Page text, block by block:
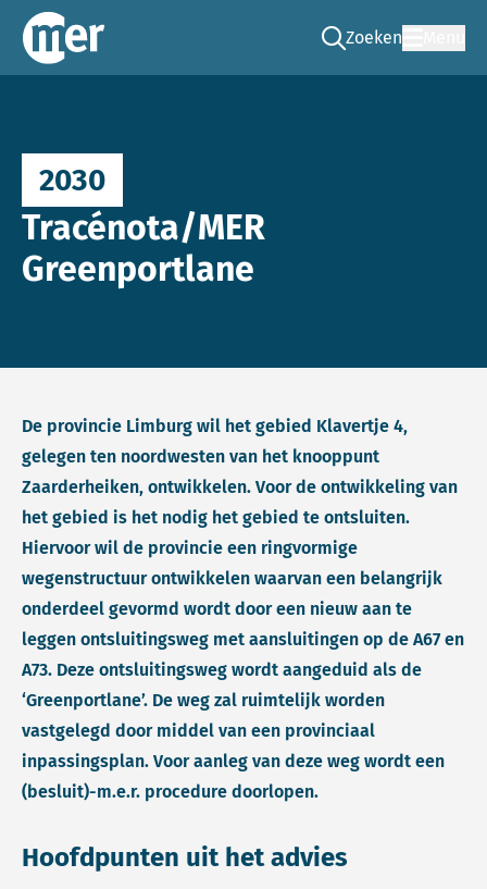
Commissie mer
Zoeken
Ga naar de zoek
2030
Tracénota/MER
Greenportlane
De provincie Limburg wil het gebied Klavertje 4,
gelegen ten noordwesten van het knooppunt
Zaarderheiken, ontwikkelen. Voor de ontwikkeling van
het gebied is het nodig het gebied te ontsluiten.
Hiervoor wil de provincie een ringvormige
wegenstructuur ontwikkelen waarvan een belangrijk
onderdeel gevormd wordt door een nieuw aan te
leggen ontsluitingsweg met aansluitingen op de A67 en
A73. Deze ontsluitingsweg wordt aangeduid als de
‘Greenportlane’. De weg zal ruimtelijk worden
vastgelegd door middel van een provinciaal
inpassingsplan. Voor aanleg van deze weg wordt een
(besluit)-m.e.r. procedure doorlopen.
Hoofdpunten uit het advies